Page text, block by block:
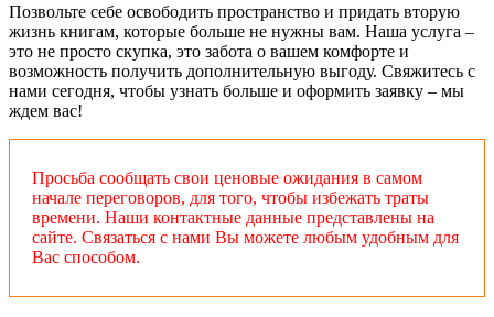
Позвольте себе освободить пространство и придать вторую
жизнь книгам, которые больше не нужны вам. Наша услуга –
это не просто скупка, это забота о вашем комфорте и
возможность получить дополнительную выгоду. Свяжитесь с
нами сегодня, чтобы узнать больше и оформить заявку – мы
ждем вас!
Просьба сообщать свои ценовые ожидания в самом
начале переговоров, для того, чтобы избежать траты
времени. Наши контактные данные представлены на
сайте. Связаться с нами Вы можете любым удобным для
Вас способом.